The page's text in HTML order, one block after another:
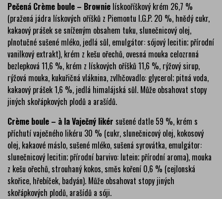
Pečená Crème boule – Brownie lískooříškový krém 26,7 %
(pražená jádra lískových oříšků z Piemontu I.G.P. 20 %, hnědý cukr,
kakaový prášek se sníženým obsahem tuku, slunečnicový olej,
plnotučné sušené mléko, jedlá sůl, emulgátor: sójový lecitin; přírodní
vanilkový extrakt), krém z kešu ořechů, ovesná mouka celozrnná
bezlepková 11,6 %, krém z lískových oříšků 11,6 %, rýžový sirup,
rýžová mouka, kukuřičná vláknina, zvlhčovadlo: glycerol; pitná voda,
kakaový prášek 1,6 %, jedlá himalájská sůl. Může obsahovat stopy
jiných skořápkových plodů a arašídů.
Crème boule – à la Vaječný likér sušené datle 59 %, krém s
příchutí vaječného likéru 30 % (cukr, slunečnicový olej, kokosový
olej, kakaové máslo, sušené mléko, sušená syrovátka, emulgátor:
slunečnicový lecitin; přírodní barvivo: lutein; přírodní aroma), mouka
z kešu ořechů, strouhaný kokos, směs koření 0,6 % (cejlonská
skořice, hřebíček, badyán). Může obsahovat stopy jiných
skořápkových plodů, arašídů a sóji.